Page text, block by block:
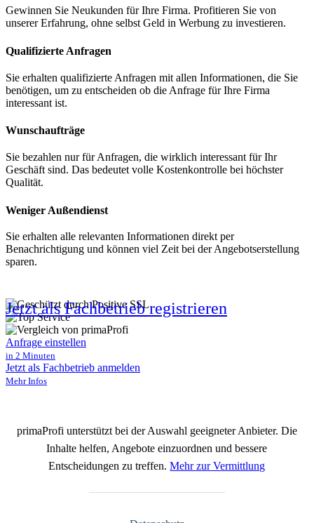
Gewinnen Sie Neukunden für Ihre Firma. Profitieren Sie von
unserer Erfahrung, ohne selbst Geld in Werbung zu investieren.
Qualifizierte Anfragen
Sie erhalten qualifizierte Anfragen mit allen Informationen, die Sie
benötigen, um zu entscheiden ob die Anfrage für Ihre Firma
interessant ist.
Wunschaufträge
Sie bezahlen nur für Anfragen, die wirklich interessant für Ihr
Geschäft sind. Das bedeutet volle Kostenkontrolle bei höchster
Qualität.
Weniger Außendienst
Sie erhalten alle relevanten Informationen direkt per
Benachrichtigung und können viel Zeit bei der Angebotserstellung
sparen.
Jetzt als Fachbetrieb registrieren
Anfrage einstellen
in 2 Minuten
Jetzt als Fachbetrieb anmelden
Mehr Infos
primaProfi unterstützt bei der Auswahl geeigneter Anbieter. Die
Inhalte helfen, Angebote einzuordnen und bessere
Entscheidungen zu treffen.Mehr zur Vermittlung